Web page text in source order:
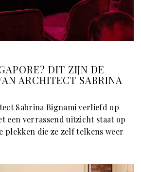
DIT ZIJN DE
ARCHITECT SABRINA
Sabrina Bignami verliefd op
een verrassend uitzicht staat op
plekken die ze zelf telkens weer